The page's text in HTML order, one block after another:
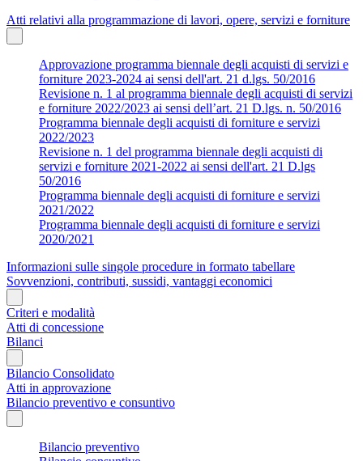
Atti relativi alla programmazione di lavori, opere, servizi e forniture
Approvazione programma biennale degli acquisti di servizi e
forniture 2023-2024 ai sensi dell'art. 21 d.lgs. 50/2016
Revisione n. 1 al programma biennale degli acquisti di servizi
e forniture 2022/2023 ai sensi dell’art. 21 D.lgs. n. 50/2016
Programma biennale degli acquisti di forniture e servizi
2022/2023
Revisione n. 1 del programma biennale degli acquisti di
servizi e forniture 2021-2022 ai sensi dell'art. 21 D.lgs
50/2016
Programma biennale degli acquisti di forniture e servizi
2021/2022
Programma biennale degli acquisti di forniture e servizi
2020/2021
Informazioni sulle singole procedure in formato tabellare
Sovvenzioni, contributi, sussidi, vantaggi economici
Criteri e modalità
Atti di concessione
Bilanci
Bilancio Consolidato
Atti in approvazione
Bilancio preventivo e consuntivo
Bilancio preventivo